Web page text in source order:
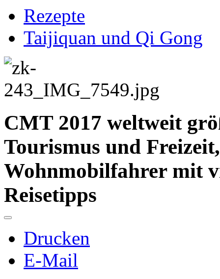
Rezepte
Taijiquan und Qi Gong
CMT 2017 weltweit
Tourismus und
Wohnmobilfahrer mit
Reisetipps
Drucken
E-Mail